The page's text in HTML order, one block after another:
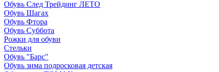
Обувь След Трейдинг ЛЕТО
Обувь Шагах
Обувь Фтора
Обувь Суббота
Рожки для обуви
Стельки
Обувь "Барс"
Обувь зима подросковая детская